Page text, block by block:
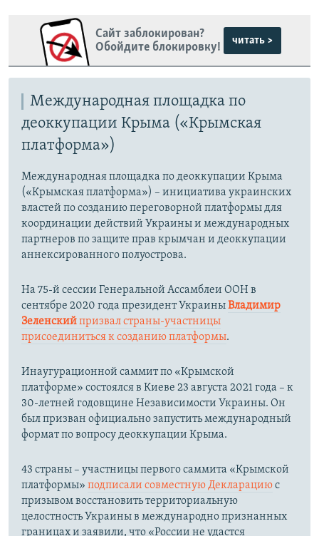
Сайт заблокирован?
Обойдите блокировку!
читать >
Международная площадка по
деоккупации Крыма («Крымская
платформа»)
Международная площадка по деоккупации Крыма
(«Крымская платформа») – инициатива украинских
властей по созданию переговорной платформы для
координации действий Украины и международных
партнеров по защите прав крымчан и деоккупации
аннексированного полуострова.
На 75-й сессии Генеральной Ассамблеи ООН в
сентябре 2020 года президент УкраиныВладимир
Зеленскийпризвал страны-участницы
присоединиться к созданию платформы.
Инаугурационной саммит по «Крымской
платформе» состоялся в Киеве 23 августа 2021 года – к
30-летней годовщине Независимости Украины. Он
был призван официально запустить международный
формат по вопросу деоккупации Крыма.
43 страны – участницы первого саммита «Крымской
платформы» подписали совместную Декларациюс
призывом восстановить территориальную
целостность Украины в международно признанных
границах и заявили, что «России не удастся